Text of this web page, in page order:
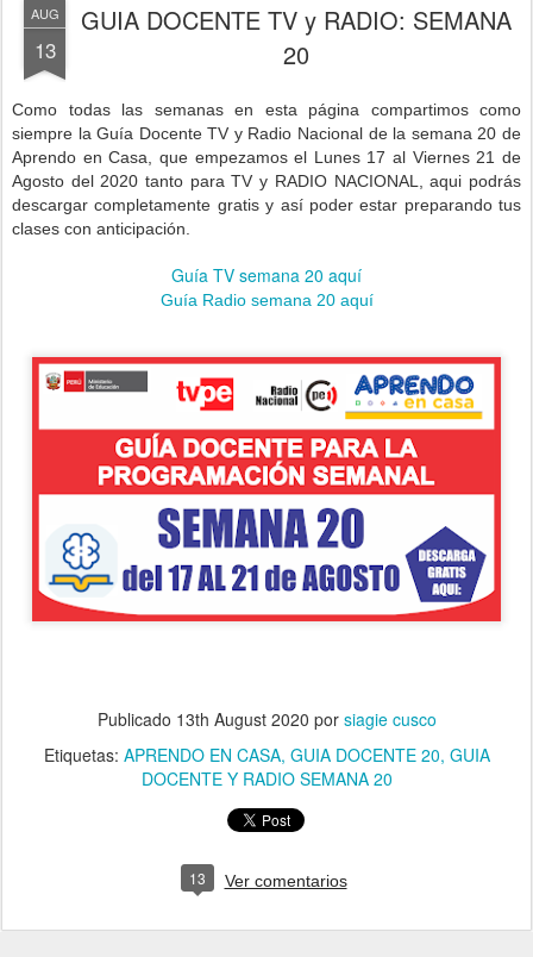
AUG
13
GUIA DOCENTE TV y RADIO: SEMANA
20
Como todas las semanas en esta página compartimos como
siempre la Guía Docente TV y Radio Nacional de la semana 20 de
Aprendo en Casa, que empezamos el Lunes 17 al Viernes 21 de
Agosto del 2020 tanto para TV y RADIO NACIONAL, aqui podrás
descargar completamente gratis y así poder estar preparando tus
clases con anticipación.
Guía TV semana 20 aquí
Guía Radio semana 20 aquí
Publicado 13th August 2020 por siagie cusco
Etiquetas: APRENDO EN CASA GUIA DOCENTE 20 GUIA
DOCENTE Y RADIO SEMANA 20
13 Ver comentarios